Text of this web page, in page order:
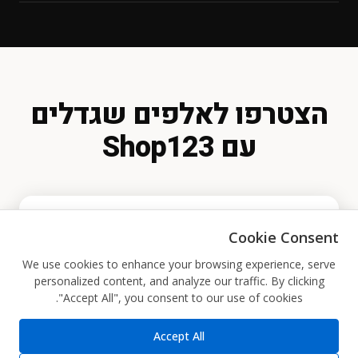
בלחיצת כפתור בכל רגע נתון.
העברה בנקאית
הצטרפו לאלפים שגדלים
עם Shop123
הרשמה בחינם
בלחיצה את.ה מסכים.ה לקבל מיילים שיווקיים מ-
Shop123.
Cookie Consent
We use cookies to enhance your browsing experience, serve
personalized content, and analyze our traffic. By clicking
"Accept All", you consent to our use of cookies.
Accept All